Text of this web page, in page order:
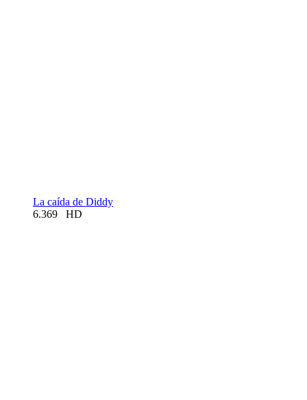
La caída de Diddy
6.369
HD